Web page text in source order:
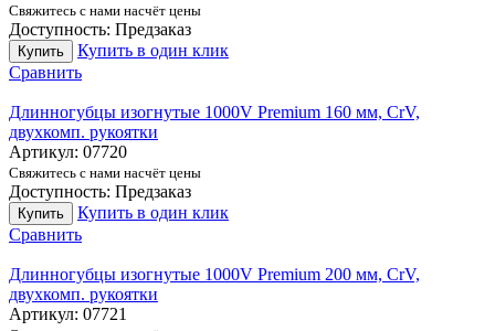
Свяжитесь с нами насчёт цены
Доступность: Предзаказ
Купить
Купить в один клик
Сравнить
Длинногубцы изогнутые 1000V Premium 160 мм, CrV,
двухкомп. рукоятки
Артикул: 07720
Свяжитесь с нами насчёт цены
Доступность: Предзаказ
Купить
Купить в один клик
Сравнить
Длинногубцы изогнутые 1000V Premium 200 мм, CrV,
двухкомп. рукоятки
Артикул: 07721